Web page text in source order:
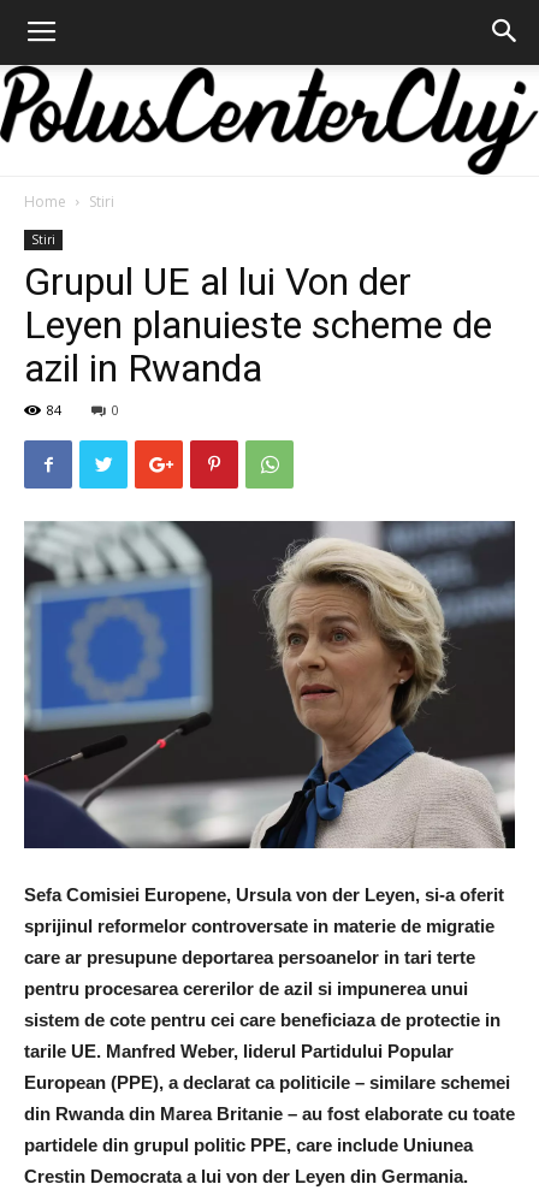
Center
Cluj
Home Stiri
Stiri
Grupul UE al lui Von der
Leyen planuieste scheme de
azil in Rwanda
84 0
Sefa Comisiei Europene, Ursula von der Leyen, si-a oferit
sprijinul reformelor controversate in materie de migratie
care ar presupune deportarea persoanelor in tari terte
pentru procesarea cererilor de azil si impunerea unui
sistem de cote pentru cei care beneficiaza de protectie in
tarile UE. Manfred Weber, liderul Partidului Popular
European (PPE), a declarat ca politicile – similare schemei
din Rwanda din Marea Britanie – au fost elaborate cu toate
partidele din grupul politic PPE, care include Uniunea
Crestin Democrata a lui von der Leyen din Germania.